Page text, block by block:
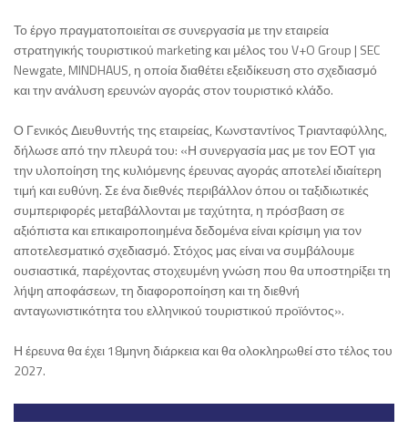
Το έργο πραγματοποιείται σε συνεργασία με την εταιρεία
στρατηγικής τουριστικού marketing και μέλος του V+O Group | SEC
Newgate, MINDHAUS, η οποία διαθέτει εξειδίκευση στο σχεδιασμό
και την ανάλυση ερευνών αγοράς στον τουριστικό κλάδο.
Ο Γενικός Διευθυντής της εταιρείας, Κωνσταντίνος Τριανταφύλλης,
δήλωσε από την πλευρά του: «Η συνεργασία μας με τον ΕΟΤ για
την υλοποίηση της κυλιόμενης έρευνας αγοράς αποτελεί ιδιαίτερη
τιμή και ευθύνη. Σε ένα διεθνές περιβάλλον όπου οι ταξιδιωτικές
συμπεριφορές μεταβάλλονται με ταχύτητα, η πρόσβαση σε
αξιόπιστα και επικαιροποιημένα δεδομένα είναι κρίσιμη για τον
αποτελεσματικό σχεδιασμό. Στόχος μας είναι να συμβάλουμε
ουσιαστικά, παρέχοντας στοχευμένη γνώση που θα υποστηρίξει τη
λήψη αποφάσεων, τη διαφοροποίηση και τη διεθνή
ανταγωνιστικότητα του ελληνικού τουριστικού προϊόντος».
Η έρευνα θα έχει 18μηνη διάρκεια και θα ολοκληρωθεί στο τέλος του
2027.